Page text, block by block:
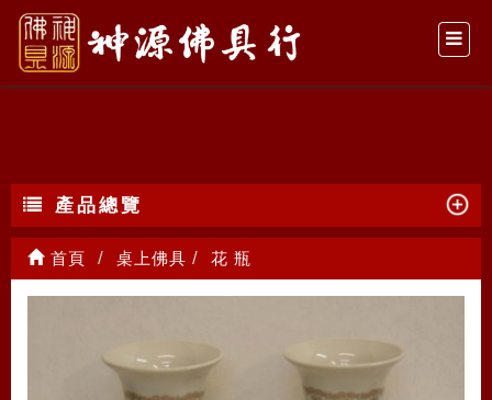
花 瓶
產品總覽
首頁 桌上佛具 花 瓶